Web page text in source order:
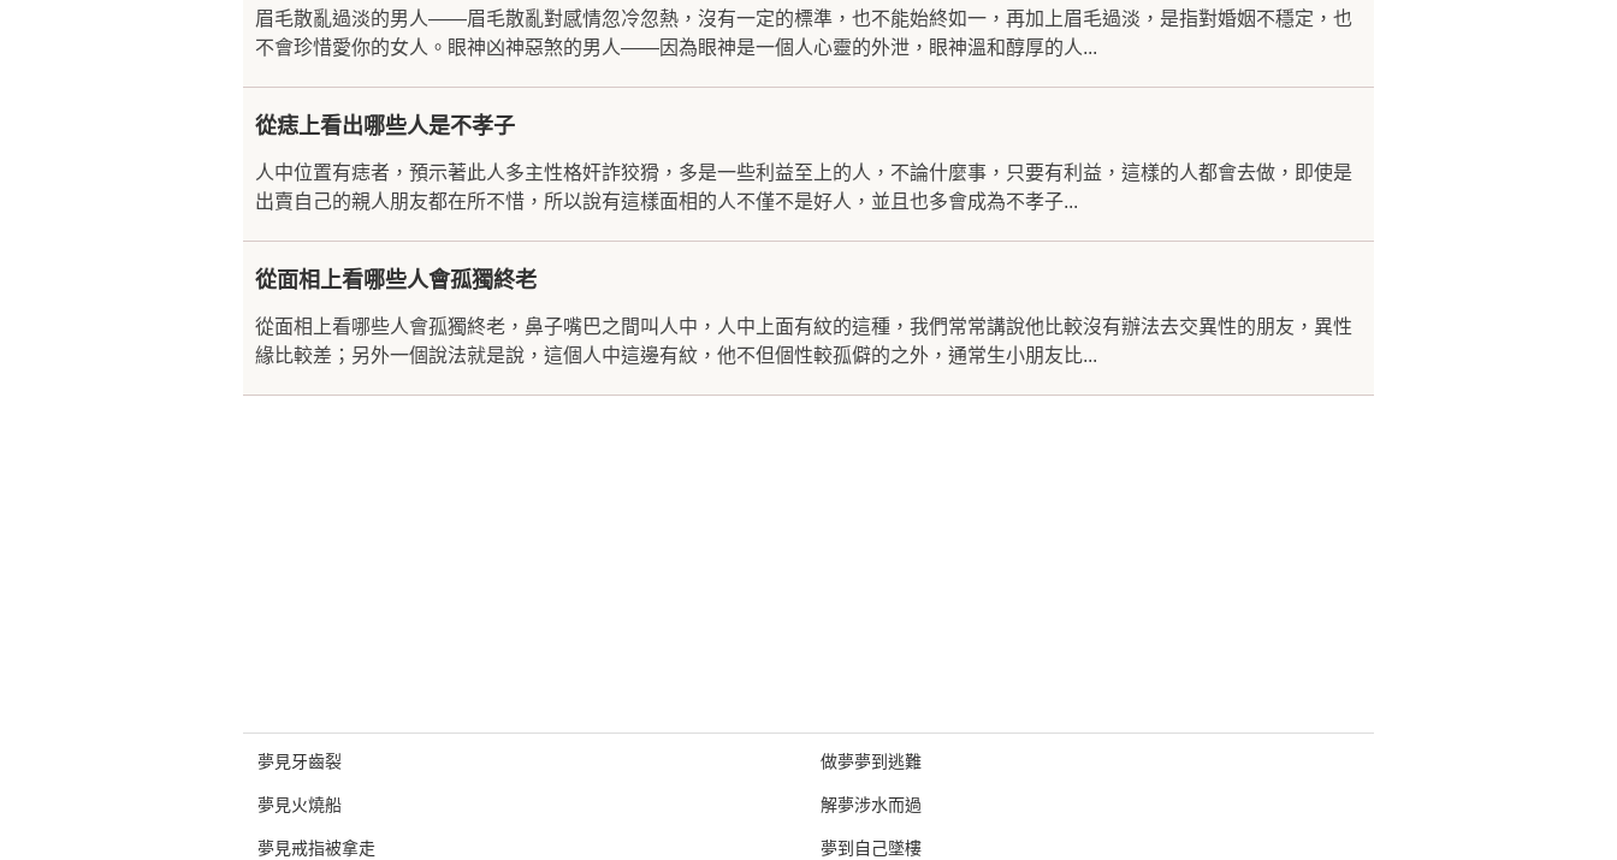
眉毛散亂過淡的男人——眉毛散亂對感情忽冷忽熱，沒有一定的標準，也不能始終如一，再加上眉毛過淡，是指對婚姻不穩定，也
不會珍惜愛你的女人。眼神凶神惡煞的男人——因為眼神是一個人心靈的外泄，眼神溫和醇厚的人...
從痣上看出哪些人是不孝子
人中位置有痣者，預示著此人多主性格奸詐狡猾，多是一些利益至上的人，不論什麼事，只要有利益，這樣的人都會去做，即使是
出賣自己的親人朋友都在所不惜，所以說有這樣面相的人不僅不是好人，並且也多會成為不孝子...
從面相上看哪些人會孤獨終老
從面相上看哪些人會孤獨終老，鼻子嘴巴之間叫人中，人中上面有紋的這種，我們常常講說他比較沒有辦法去交異性的朋友，異性
緣比較差；另外一個說法就是說，這個人中這邊有紋，他不但個性較孤僻的之外，通常生小朋友比...
夢見牙齒裂
夢見火燒船
夢見戒指被拿走
做夢夢到逃難
解夢涉水而過
夢到自己墜樓